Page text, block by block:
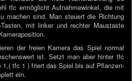
tfc ermöglicht Aufnahmewinkel, die mit
machen sind. Man steuert die Richtung
mit linker und rechter Maustaste
der freien Kamera das Spiel normal
ist. Setzt man aber hinter tfc
1,( tfc 1 ) friert das Spiel bis auf Pflanzen-
ein.